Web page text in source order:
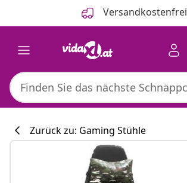
Versandkostenfrei
Zurück zu: Gaming Stühle